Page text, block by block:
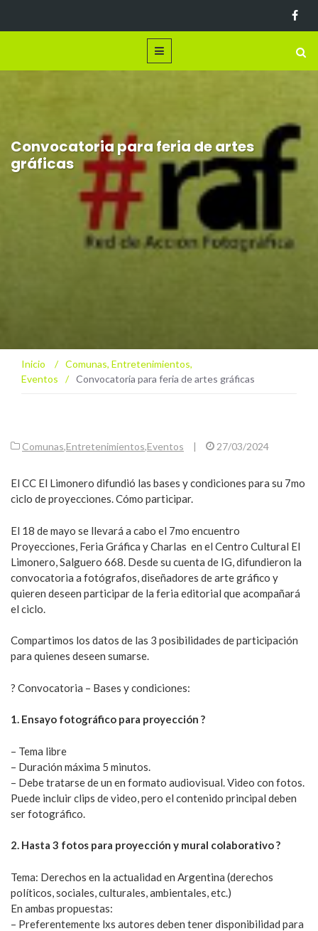
Convocatoria para feria de artes
gráficas
Inicio / Comunas, Entretenimientos,
Eventos
/ Convocatoria para feria de artes gráficas
Comunas,Entretenimientos,Eventos | 27/03/2024
El CC El Limonero difundió las bases y condiciones para su 7mo
ciclo de proyecciones. Cómo participar.
El 18 de mayo se llevará a cabo el 7mo encuentro
Proyecciones, Feria Gráfica y Charlas en el Centro Cultural El
Limonero, Salguero 668. Desde su cuenta de IG, difundieron la
convocatoria a fotógrafos, diseñadores de arte gráfico y
quieren deseen participar de la feria editorial que acompañará
el ciclo.
Compartimos los datos de las 3 posibilidades de participación
para quienes deseen sumarse.
?️ Convocatoria – Bases y condiciones:
1. Ensayo fotográfico para proyección ?
– Tema libre
– Duración máxima 5 minutos.
– Debe tratarse de un en formato audiovisual. Video con fotos.
Puede incluir clips de video, pero el contenido principal deben
ser fotográfico.
2. Hasta 3 fotos para proyección y mural colaborativo ?
Tema: Derechos en la actualidad en Argentina (derechos
políticos, sociales, culturales, ambientales, etc.)
En ambas propuestas:
– Preferentemente lxs autores deben tener disponibilidad para